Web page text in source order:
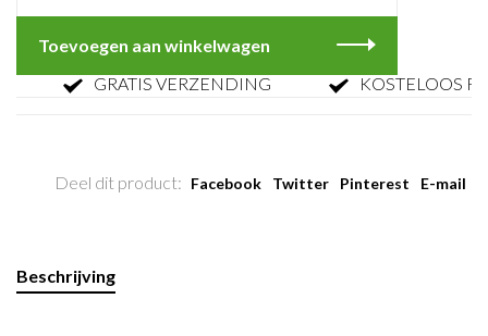
Toevoegen aan winkelwagen
GRATIS VERZENDING
KOSTELOOS
Deel dit product: Facebook Twitter Pinterest E-mail
Beschrijving